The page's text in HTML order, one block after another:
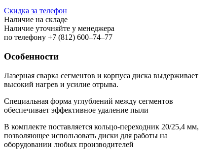
Скидка за телефон
Наличие на складе
Наличие уточняйте у менеджера
по телефону +7 (812) 600–74–77
Особенности
Лазерная сварка сегментов и корпуса диска выдерживает
высокий нагрев и усилие отрыва.
Специальная форма углублений между сегментов
обеспечивает эффективное удаление пыли
В комплекте поставляется кольцо-переходник 20/25,4 мм,
позволяющее использовать диски для работы на
оборудовании любых производителей